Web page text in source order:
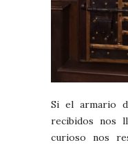
Si el armario
recibidos nos
curioso nos